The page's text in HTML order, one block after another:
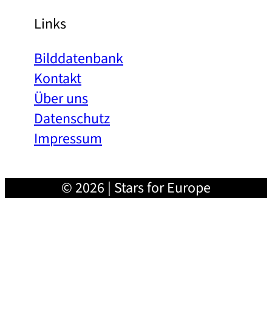
Links
Bilddatenbank
Kontakt
Über uns
Datenschutz
Impressum
© 2026 | Stars for Europe